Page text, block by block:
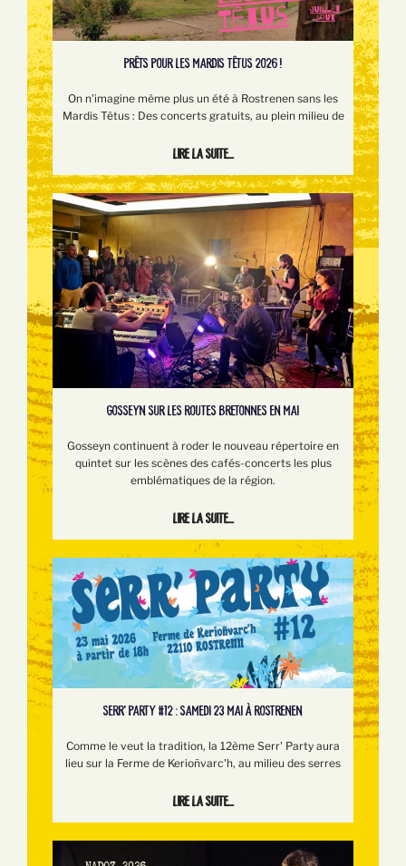
PRÊTS POUR LES MARDIS TÊTUS 2026 !
On n'imagine même plus un été à Rostrenen sans les
Mardis Têtus : Des concerts gratuits, au plein milieu de
Lire la suite...
GOSSEYN SUR LES ROUTES BRETONNES EN MAI
Gosseyn continuent à roder le nouveau répertoire en
quintet sur les scènes des cafés-concerts les plus
emblématiques de la région.
Lire la suite...
SERR’ PARTY #12 : SAMEDI 23 MAI À ROSTRENEN
Comme le veut la tradition, la 12ème Serr' Party aura
lieu sur la Ferme de Kerioñvarc'h, au milieu des serres
Lire la suite...